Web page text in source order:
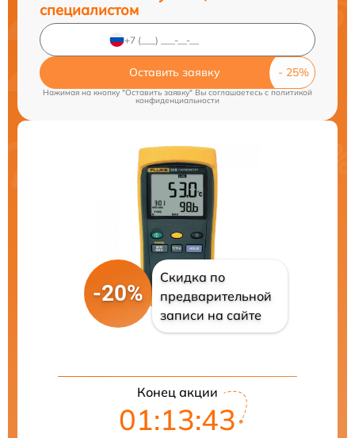
специалистом
Оставить заявку
Нажимая на кнопку "Оставить заявку" Вы соглашаетесь cполитикой
конфиденциальности
-20%
Скидка по
предварительной
записи на сайте
Конец акции
01:13:43